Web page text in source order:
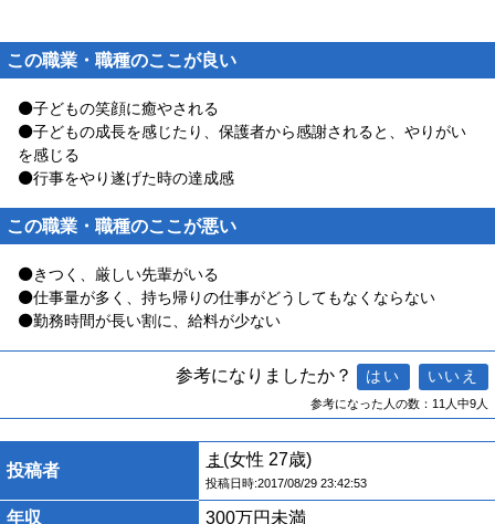
この職業・職種のここが良い
⚫子どもの笑顔に癒やされる
⚫子どもの成長を感じたり、保護者から感謝されると、やりがい
を感じる
⚫行事をやり遂げた時の達成感
この職業・職種のここが悪い
⚫きつく、厳しい先輩がいる
⚫仕事量が多く、持ち帰りの仕事がどうしてもなくならない
⚫勤務時間が長い割に、給料が少ない
参考になりましたか？
参考になった人の数：11人中9人
投稿者
ま (女性 27歳)
投稿日時:2017/08/29 23:42:53
年収
300万円未満